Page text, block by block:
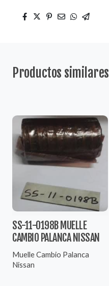
Productos similares
SS-11-0198B MUELLE
CAMBIO PALANCA NISSAN
Muelle Cambio Palanca
Nissan